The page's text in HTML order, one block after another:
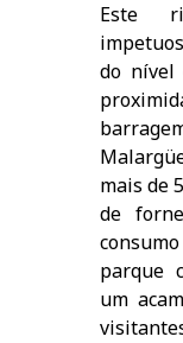
Este
do nível
mais de
de
parque
um